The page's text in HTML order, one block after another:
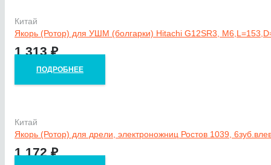
Китай
Якорь (Ротор) для УШМ (болгарки) Hitachi G12SR3,
1 313₽
ПОДРОБНЕЕ
Китай
Якорь (Ротор) для дрели, электроножниц Ростов 1039,
1 172₽